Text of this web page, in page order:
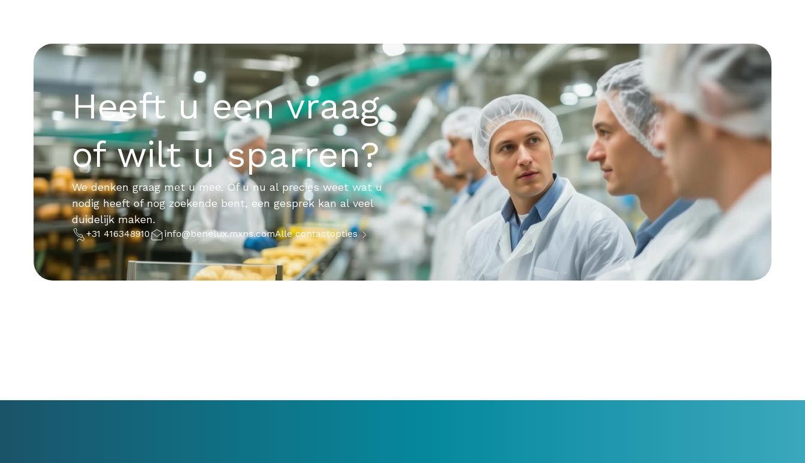
Heeft u een vraag
of wilt u sparren?
We denken graag met u mee. Of u nu al precies weet wat u
nodig heeft of nog zoekende bent, een gesprek kan al veel
duidelijk maken.
+31 416348910 info@benelux.mxns.comAlle contactopties